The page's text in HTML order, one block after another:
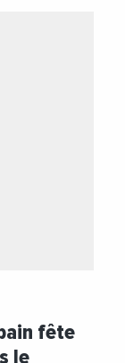
fête
le